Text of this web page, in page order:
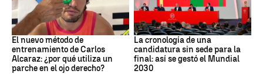
Tenis
El nuevo método de
entrenamiento de Carlos
Alcaraz: ¿por qué utiliza un
parche en el ojo derecho?
Mundial 2030
La cronología de una
candidatura sin sede para la
final: así se gestó el Mundial
2030